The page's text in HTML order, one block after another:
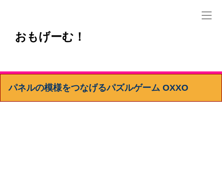
おもげーむ！
パネルの模様をつなげるパズルゲーム OXXO